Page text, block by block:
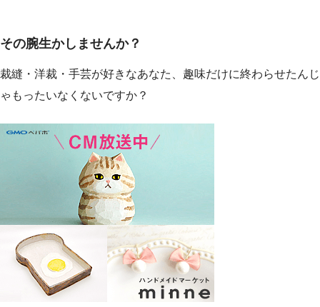
その腕生かしませんか？
裁縫・洋裁・手芸が好きなあなた、趣味だけに終わらせたんじ
ゃもったいなくないですか？